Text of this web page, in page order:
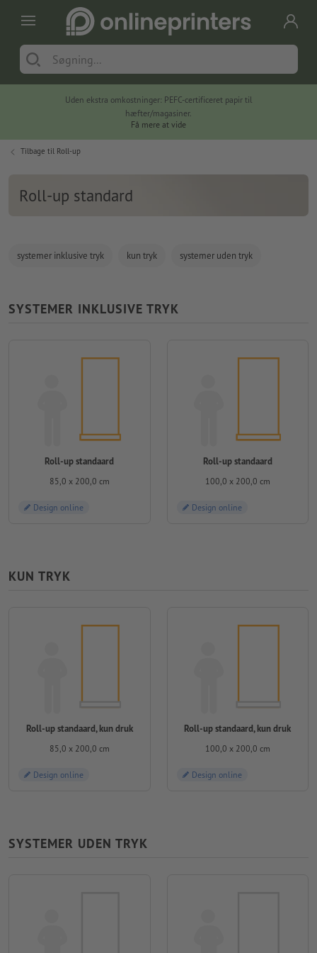
Uden ekstra omkostninger: PEFC-certificeret papir til
hæfter/magasiner.
Få mere at vide
Tilbage til Roll-up
Roll-up standard
systemer inklusive tryk kun tryk systemer uden tryk
SYSTEMER INKLUSIVE TRYK
Roll-up standaard
85,0 x 200,0 cm
Design online
Roll-up standaard
100,0 x 200,0 cm
Design online
KUN TRYK
Roll-up standaard, kun druk
85,0 x 200,0 cm
Design online
Roll-up standaard, kun druk
100,0 x 200,0 cm
Design online
SYSTEMER UDEN TRYK